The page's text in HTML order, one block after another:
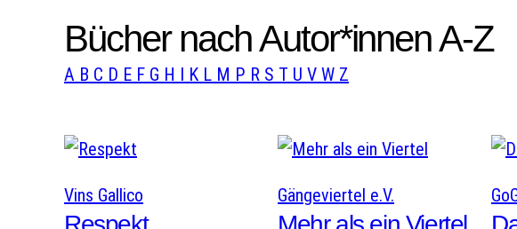
Bücher nach Autor*innen A-Z
A B C D E F G H I K L M P R S T U V W Z
Vins Gallico Gängeviertel e.V.